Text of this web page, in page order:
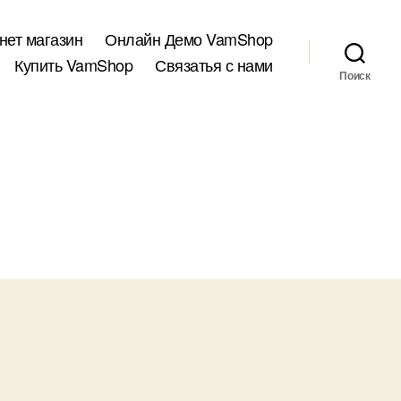
магазин
Онлайн Демо VamShop
Купить VamShop
Связатья с нами Поиск